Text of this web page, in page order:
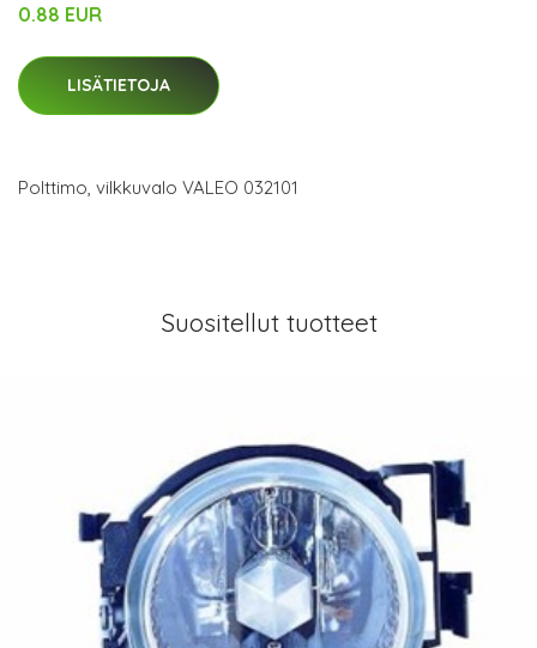
0.88 EUR
LISÄTIETOJA
Polttimo, vilkkuvalo VALEO 032101
Suositellut tuotteet